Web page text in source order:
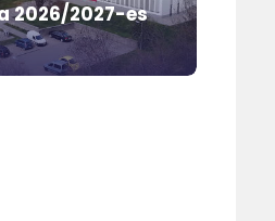
2026/2027-es